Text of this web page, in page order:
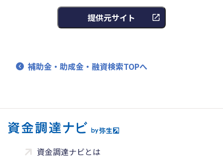
提供元サイト
補助金・助成金・融資検索TOPへ
資金調達ナビとは